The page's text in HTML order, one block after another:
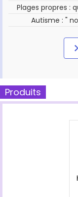
Plages propres :
Autisme : "
Produits